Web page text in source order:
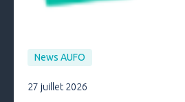
News AUFO
27 juillet 2026